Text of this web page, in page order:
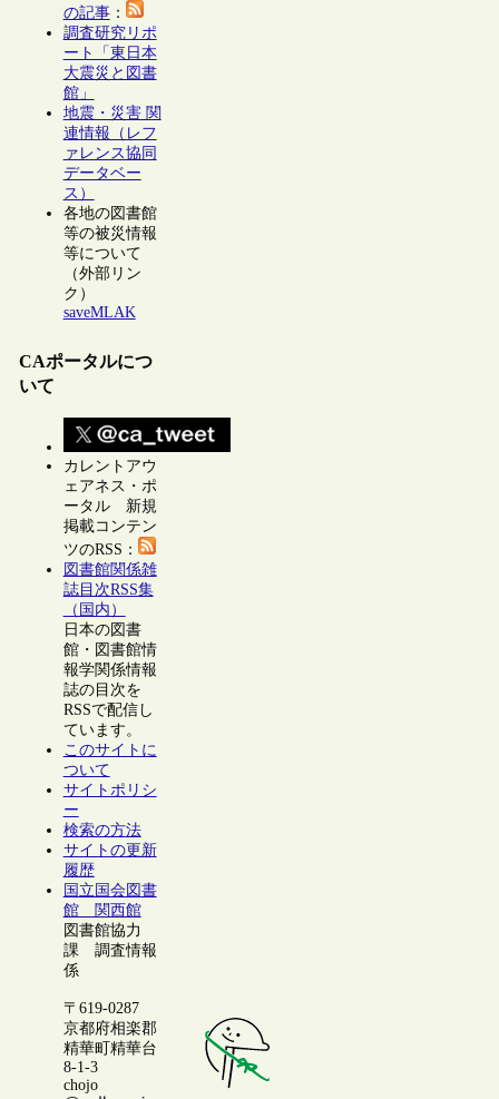
の記事：
調査研究リポ
ート「東日本
大震災と図書
館」
地震・災害 関
連情報（レフ
ァレンス協同
データベー
ス）
各地の図書館
等の被災情報
等について
（外部リン
ク）
saveMLAK
CAポータルにつ
いて
カレントアウ
ェアネス・ポ
ータル 新規
掲載コンテン
ツのRSS：
図書館関係雑
誌目次RSS集
（国内）
日本の図書
館・図書館情
報学関係情報
誌の目次を
RSSで配信し
ています。
このサイトに
ついて
サイトポリシ
ー
検索の方法
サイトの更新
履歴
国立国会図書
館 関西館
図書館協力
課 調査情報
係
〒619-0287
京都府相楽郡
精華町精華台
8-1-3
chojo